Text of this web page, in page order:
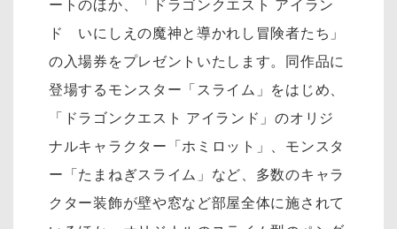
ートのほか、「ドラゴンクエスト アイラン
ド いにしえの魔神と導かれし冒険者たち」
の入場券をプレゼントいたします。同作品に
登場するモンスター「スライム」をはじめ、
「ドラゴンクエスト アイランド」のオリジ
ナルキャラクター「ホミロット」、モンスタ
ー「たまねぎスライム」など、多数のキャラ
クター装飾が壁や窓など部屋全体に施されて